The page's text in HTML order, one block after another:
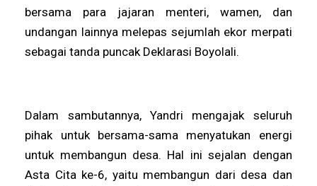
bersama para jajaran menteri, wamen, dan
undangan lainnya melepas sejumlah ekor merpati
sebagai tanda puncak Deklarasi Boyolali.
Dalam sambutannya, Yandri mengajak seluruh
pihak untuk bersama-sama menyatukan energi
untuk membangun desa. Hal ini sejalan dengan
Asta Cita ke-6, yaitu membangun dari desa dan